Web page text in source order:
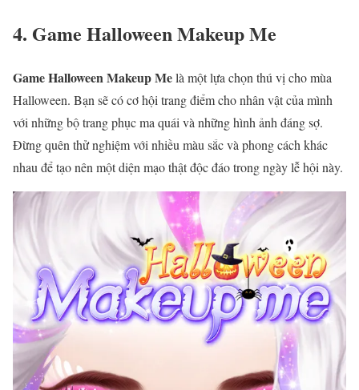
4. Game Halloween Makeup Me
Game Halloween Makeup Melà một lựa chọn thú vị cho mùa
Halloween. Bạn sẽ có cơ hội trang điểm cho nhân vật của mình
với những bộ trang phục ma quái và những hình ảnh đáng sợ.
Đừng quên thử nghiệm với nhiều màu sắc và phong cách khác
nhau để tạo nên một diện mạo thật độc đáo trong ngày lễ hội này.